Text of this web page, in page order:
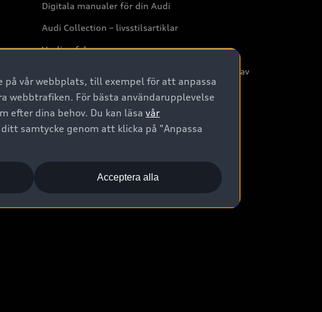
Digitala manualer för din Audi
Audi Collection – livsstilsartiklar
Vanliga frågor
2G/3G nätet stängs ned - Hur påverkas min bil av
detta?
på vår webbplats, till exempel för att anpassa
webbtrafiken. För bästa användarupplevelse
efter dina behov. Du kan läsavår
samtycke genom att klicka på "Anpassa
Acceptera alla